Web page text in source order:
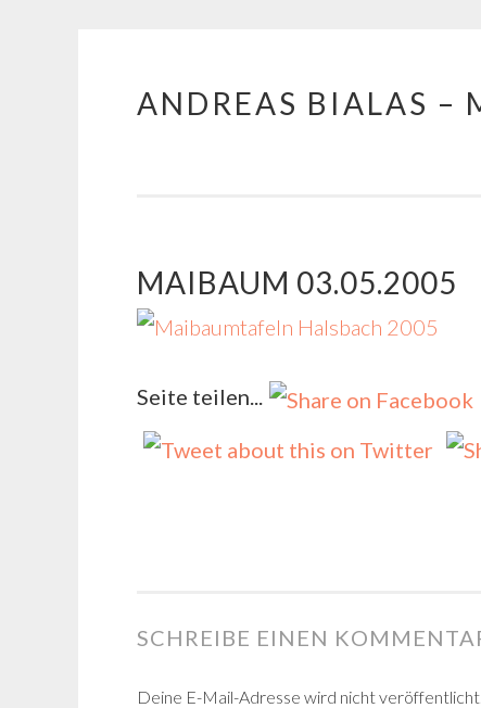
Zum Inhalt springen
ANDREAS BIALAS –
MAIBAUM 03.05.2005
Seite teilen...
SCHREIBE EINEN
Deine E-Mail-Adresse wird nicht veröffentlicht.